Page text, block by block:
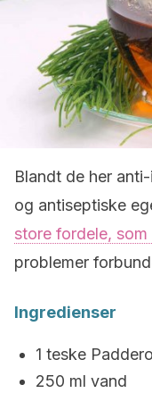
Blandt de her
og antiseptiske
store fordele,
problemer
Ingredienser
1 teske
250 ml vand